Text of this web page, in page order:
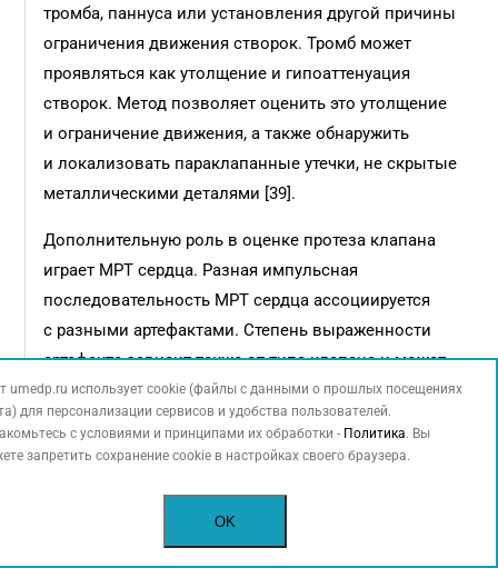
тромба, паннуса или установления другой причины
ограничения движения створок. Тромб может
проявляться как утолщение и гипоаттенуация
створок. Метод позволяет оценить это утолщение
и ограничение движения, а также обнаружить
и локализовать параклапанные утечки, не скрытые
металлическими деталями [39].
Дополнительную роль в оценке протеза клапана
играет МРТ сердца. Разная импульсная
последовательность МРТ сердца ассоциируется
с разными артефактами. Степень выраженности
артефакта зависит также от типа клапана и может
быть незначительной или очень выраженной,
препятствующей диагностике. При наличии
минимальных артефактов на киноизображениях
umedp.ru использует cookie (файлы с данными о прошлых посещениях
для персонализации сервисов и удобства пользователей.
с условиями и принципами их обработки - Политика. Вы
запретить сохранение cookie в настройках своего браузера.
OK